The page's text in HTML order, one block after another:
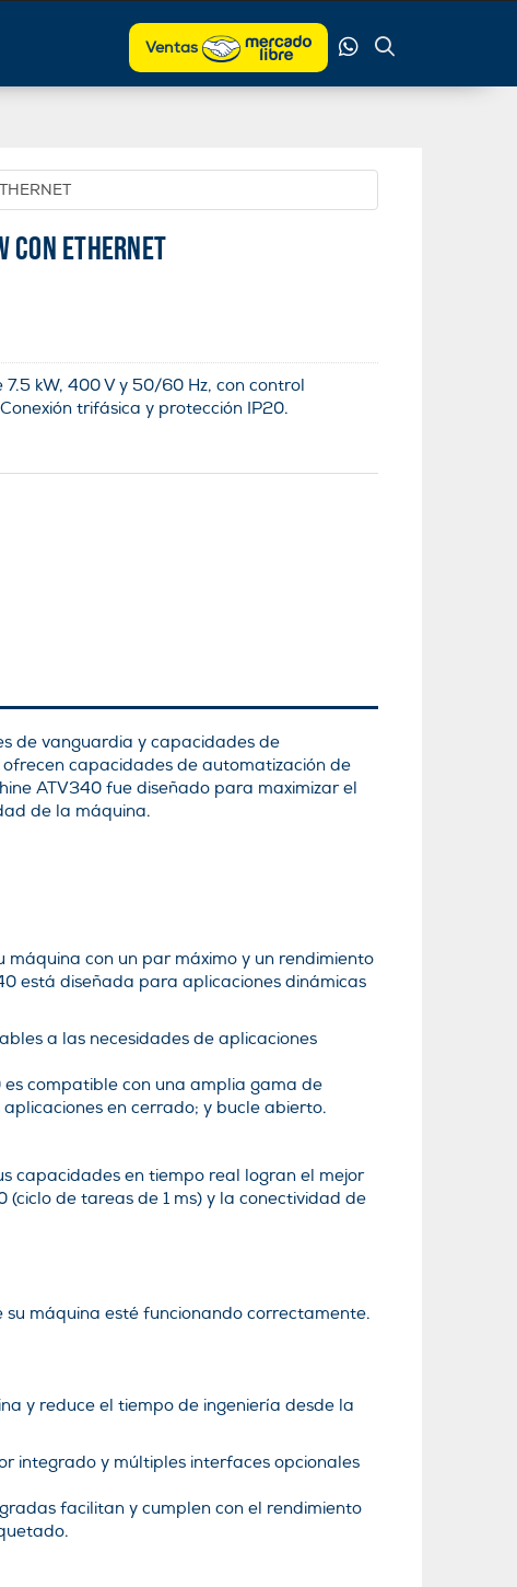
Ventas
ETHERNET
kW, 400 V y 50/60 Hz, con control
trifásica y protección IP20.
de vanguardia y capacidades de
capacidades de automatización de
ATV340 fue diseñado para maximizar el
de la máquina.
con un par máximo y un rendimiento
está diseñada para aplicaciones dinámicas
a las necesidades de aplicaciones
compatible con una amplia gama de
en cerrado; y bucle abierto.
capacidades en tiempo real logran el mejor
de tareas de 1 ms) y la conectividad de
máquina esté funcionando correctamente.
y reduce el tiempo de ingeniería desde la
integrado y múltiples interfaces opcionales
facilitan y cumplen con el rendimiento